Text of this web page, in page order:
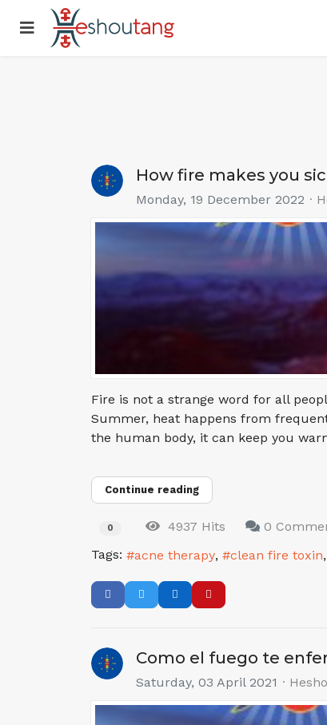
How fire makes you
Monday, 19 December 2022
Fire is not a strange word for all
Summer, heat happens from
the human body, it can keep you
Continue reading
0 4937 Hits
0
Tags:
acne therapy clean fire toxin
Como el fuego te
Saturday, 03 April 2021